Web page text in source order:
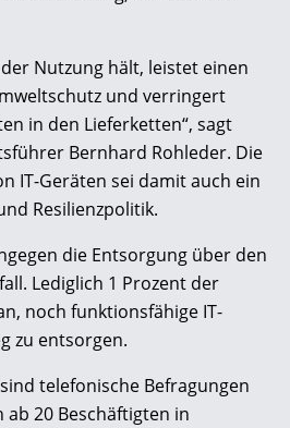
Nutzung hält, leistet einen
und verringert
in den Lieferketten“, sagt
Bernhard Rohleder. Die
IT-Geräten sei damit auch ein
Resilienzpolitik.
die Entsorgung über den
Lediglich 1 Prozent der
noch funktionsfähige IT-
zu entsorgen.
telefonische Befragungen
20 Beschäftigten in